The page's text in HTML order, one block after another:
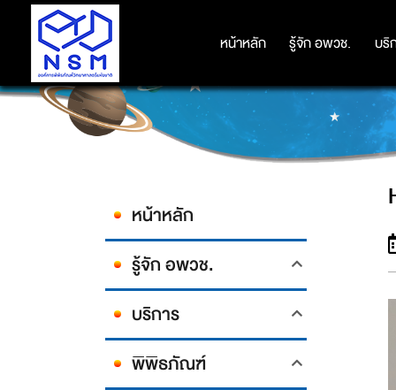
หน้าหลัก รู้จัก อพวช. บริ
หน้าหลัก รู้จัก อพวช. บริ
หน้าหลัก
รู้จัก อพวช.
บริการ
พิพิธภัณฑ์